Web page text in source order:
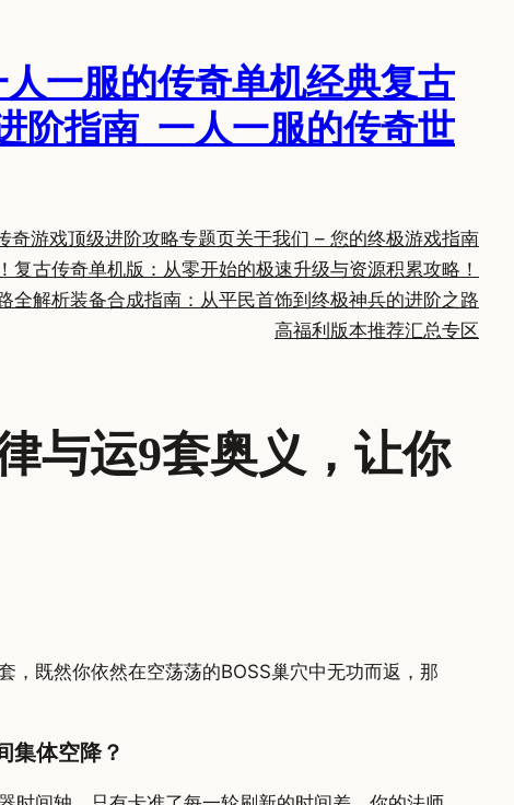
一服的传奇单机经典复古
阶指南_一人一服的传奇世
奇游戏顶级进阶攻略专题页关于我们 – 您的终极游戏指南
复古传奇单机版：从零开始的极速升级与资源积累攻略！
全解析装备合成指南：从平民首饰到终极神兵的进阶之路
高福利版本推荐汇总专区
与运9套奥义，让你
，既然你依然在空荡荡的BOSS巢穴中无功而返，那
集体空降？